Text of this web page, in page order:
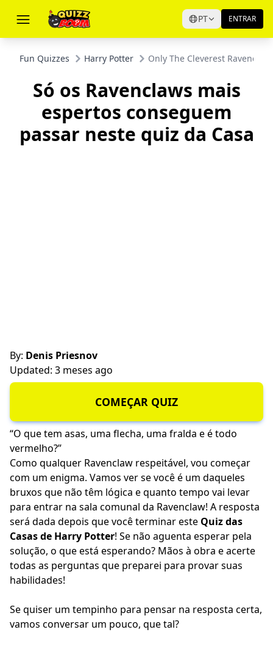
PT ENTRAR
Fun Quizzes Harry Potter Only The Cleverest
Só os Ravenclaws mais
espertos conseguem
passar neste quiz da Casa
By: Denis Priesnov
Updated: 3 meses ago
COMEÇAR QUIZ
“O que tem asas, uma flecha, uma fralda e é todo
vermelho?”
Como qualquer Ravenclaw respeitável, vou começar
com um enigma. Vamos ver se você é um daqueles
bruxos que não têm lógica e quanto tempo vai levar
para entrar na sala comunal da Ravenclaw! A resposta
será dada depois que você terminar este Quiz das
Casas de Harry Potter! Se não aguenta esperar pela
solução, o que está esperando? Mãos à obra e acerte
todas as perguntas que preparei para provar suas
habilidades!
Se quiser um tempinho para pensar na resposta certa,
vamos conversar um pouco, que tal?